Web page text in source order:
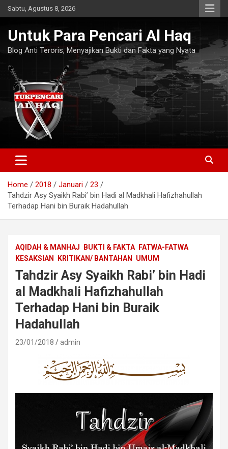
Skip
to
Sabtu, Agustus 8, 2026
Untuk Para Pencari Al Haq
Blog Anti Teroris, Menyajikan Bukti dan Fakta yang Nyata
Home 2018 Januari
23
Tahdzir Asy Syaikh Rabi’ bin Hadi al Madkhali Hafizhahullah
Terhadap Hani bin Buraik Hadahullah
AQIDAH & MANHAJ BUKTI & FAKTA
FATWA-FATWA
KESAKSIAN
KRITIKAN/ BANTAHAN UMUM
Tahdzir Asy Syaikh Rabi’ bin Hadi
al Madkhali Hafizhahullah
Terhadap Hani bin Buraik
Hadahullah
23/01/2018 admin